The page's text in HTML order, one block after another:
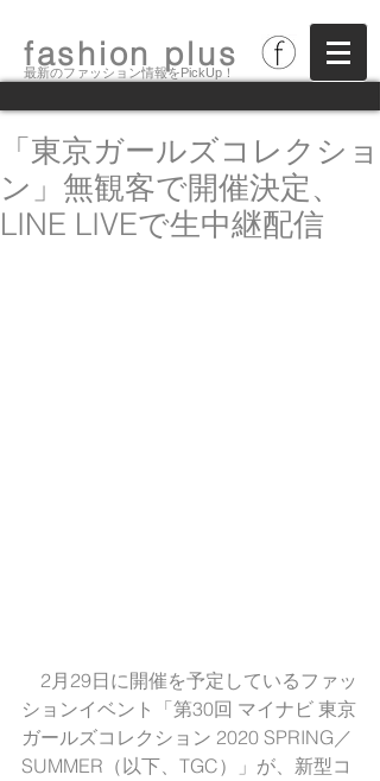
最新のファッション情報をPickUp！
fashion plus
「東京ガールズコレクショ
ン」無観客で開催決定、
LINE LIVEで生中継配信
2月29日に開催を予定しているファッ
ションイベント「第30回 マイナビ 東京
ガールズコレクション 2020 SPRING／
SUMMER（以下、TGC）」が、新型コ